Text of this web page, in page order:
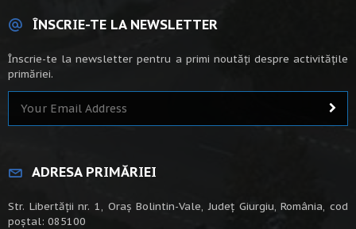
ÎNSCRIE-TE LA NEWSLETTER
Înscrie-te la newsletter pentru a primi noutăți despre activitățile
primăriei.
ADRESA PRIMĂRIEI
Str. Libertății nr. 1, Oraș Bolintin-Vale, Județ Giurgiu, România, cod
poștal: 085100